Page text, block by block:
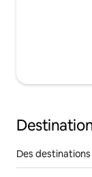
Des